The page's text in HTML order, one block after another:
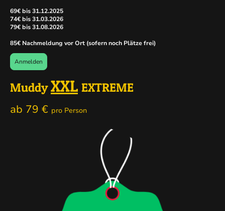
69€ bis 31.12.2025
74€ bis 31.03.2026
79€ bis 31.08.2026
85€ Nachmeldung vor Ort (sofern noch Plätze frei)
Anmelden
MuddyXXL EXTREME
ab 79 € pro Person